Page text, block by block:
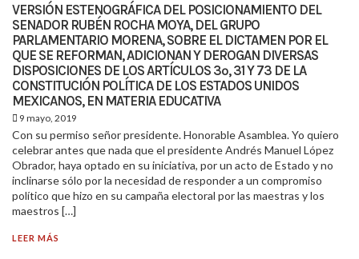
VERSIÓN ESTENOGRÁFICA DEL POSICIONAMIENTO DEL
SENADOR RUBÉN ROCHA MOYA, DEL GRUPO
PARLAMENTARIO MORENA, SOBRE EL DICTAMEN POR EL
QUE SE REFORMAN, ADICIONAN Y DEROGAN DIVERSAS
DISPOSICIONES DE LOS ARTÍCULOS 3º, 31 Y 73 DE LA
CONSTITUCIÓN POLÍTICA DE LOS ESTADOS UNIDOS
MEXICANOS, EN MATERIA EDUCATIVA
9 mayo, 2019
Con su permiso señor presidente. Honorable Asamblea. Yo quiero
celebrar antes que nada que el presidente Andrés Manuel López
Obrador, haya optado en su iniciativa, por un acto de Estado y no
inclinarse sólo por la necesidad de responder a un compromiso
político que hizo en su campaña electoral por las maestras y los
maestros […]
LEER MÁS